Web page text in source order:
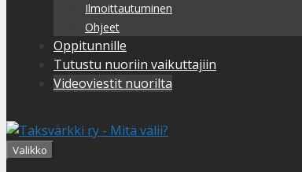
Ilmoittautuminen
Ohjeet
Oppitunnille
Tutustu nuoriin vaikuttajiin
Videoviestit nuorilta
Valikko